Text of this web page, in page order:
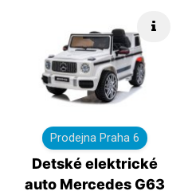
Prodejna Praha 6
Detské elektrické
auto Mercedes G63